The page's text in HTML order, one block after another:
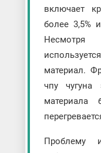
включает
более 3,5%
материал.
чпу чугуна
Проблему